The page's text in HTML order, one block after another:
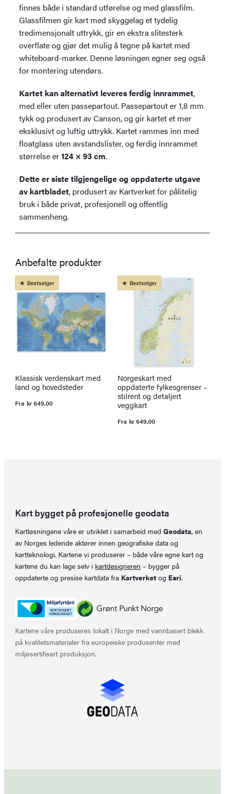
finnes både i standard utførelse og med glassfilm.
Glassfilmen gir kart med skyggelag et tydelig
tredimensjonalt uttrykk, gir en ekstra slitesterk
overflate og gjør det mulig å tegne på kartet med
whiteboard-marker. Denne løsningen egner seg også
for montering utendørs.
Kartet kan alternativt leveres ferdig innrammet,
med eller uten passepartout. Passepartout er 1,8 mm
tykk og produsert av Canson, og gir kartet et mer
eksklusivt og luftig uttrykk. Kartet rammes inn med
floatglass uten avstandslister, og ferdig innrammet
størrelse er124 × 93 cm.
Dette er siste tilgjengelige og oppdaterte utgave
av kartbladet, produsert av Kartverket for pålitelig
bruk i både privat, profesjonell og offentlig
sammenheng.
Anbefalte produkter
Bestselger
Klassisk verdenskart med
land og hovedsteder
Fra kr649,00
Bestselger
Norgeskart med
oppdaterte fylkesgrenser –
stilrent og detaljert
veggkart
Fra kr649,00
Kart bygget på profesjonelle geodata
Kartløsningene våre er utviklet i samarbeid medGeodata, en
av Norges ledende aktører innen geografiske data og
kartteknologi. Kartene vi produserer – både våre egne kart og
kartene du kan lage selv i kartdesigneren – bygger på
oppdaterte og presise kartdata fra Kartverket og Esri.
Kartene våre produseres lokalt i Norge med vannbasert blekk
på kvalitetsmaterialer fra europeiske produsenter med
miljøsertifisert produksjon.